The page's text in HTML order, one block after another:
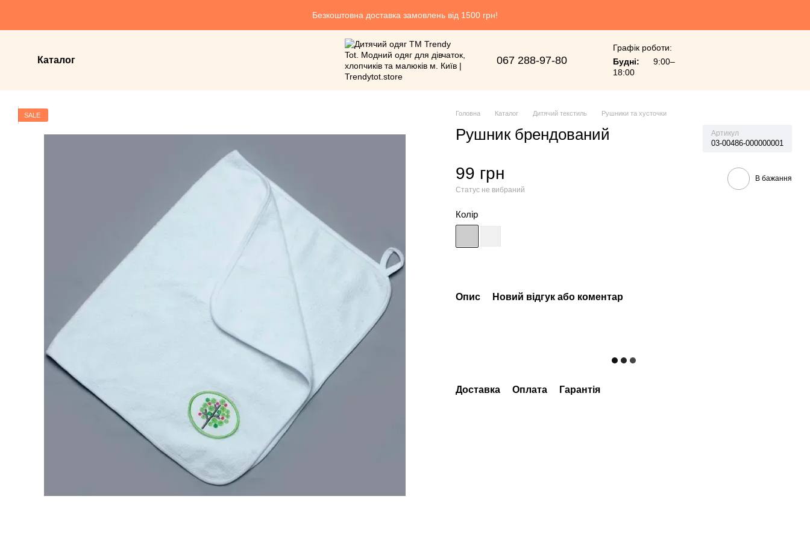
Безкоштовна доставка замовлень від 1500 грн!
Каталог 067 288-97-80
Графік роботи:
Будні:
9:00–
18:00
SALE Головна Каталог Дитячий текстиль Рушники та хусточки
Рушник брендований Артикул
03-00486-000000001
99 грн
Статус не вибраний
В бажання
Колір
Опис Новий відгук або коментар
Доставка Оплата Гарантія